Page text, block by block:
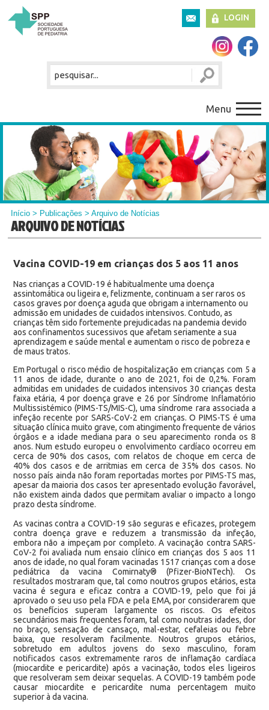
LOGIN
Menu
Início > Publicações > Arquivo de Notícias
ARQUIVO DE NOTÍCIAS
Vacina COVID-19 em crianças dos 5 aos 11 anos
Nas crianças a COVID-19 é habitualmente uma doença
assintomática ou ligeira e, felizmente, continuam a ser raros os
casos graves por doença aguda que obrigam a internamento ou
admissão em unidades de cuidados intensivos. Contudo, as
crianças têm sido fortemente prejudicadas na pandemia devido
aos confinamentos sucessivos que afetam seriamente a sua
aprendizagem e saúde mental e aumentam o risco de pobreza e
de maus tratos.
Em Portugal o risco médio de hospitalização em crianças com 5 a
11 anos de idade, durante o ano de 2021, foi de 0,2%. Foram
admitidas em unidades de cuidados intensivos 30 crianças desta
faixa etária, 4 por doença grave e 26 por Síndrome Inflamatório
Multissistémico (PIMS-TS/MIS-C), uma síndrome rara associada a
infeção recente por SARS-CoV-2 em crianças. O PIMS-TS é uma
situação clínica muito grave, com atingimento frequente de vários
órgãos e a idade mediana para o seu aparecimento ronda os 8
anos. Num estudo europeu o envolvimento cardíaco ocorreu em
cerca de 90% dos casos, com relatos de choque em cerca de
40% dos casos e de arritmias em cerca de 35% dos casos. No
nosso país ainda não foram reportadas mortes por PIMS-TS mas,
apesar da maioria dos casos ter apresentado evolução favorável,
não existem ainda dados que permitam avaliar o impacto a longo
prazo desta síndrome.
As vacinas contra a COVID-19 são seguras e eficazes, protegem
contra doença grave e reduzem a transmissão da infeção,
embora não a impeçam por completo. A vacinação contra SARS-
CoV-2 foi avaliada num ensaio clínico em crianças dos 5 aos 11
anos de idade, no qual foram vacinadas 1517 crianças com a dose
pediátrica da vacina Comirnaty® (Pfizer-BioNTech). Os
resultados mostraram que, tal como noutros grupos etários, esta
vacina é segura e eficaz contra a COVID-19, pelo que foi já
aprovado o seu uso pela FDA e pela EMA, por considerarem que
os benefícios superam largamente os riscos. Os efeitos
secundários mais frequentes foram, tal como noutras idades, dor
no braço, sensação de cansaço, mal-estar, cefaleias ou febre
baixa, que resolveram facilmente. Noutros grupos etários,
sobretudo em adultos jovens do sexo masculino, foram
notificados casos extremamente raros de inflamação cardíaca
(miocardite e pericardite) após a vacinação, todos eles ligeiros
que resolveram sem deixar sequelas. A COVID-19 também pode
causar miocardite e pericardite numa percentagem muito
superior à da vacina.